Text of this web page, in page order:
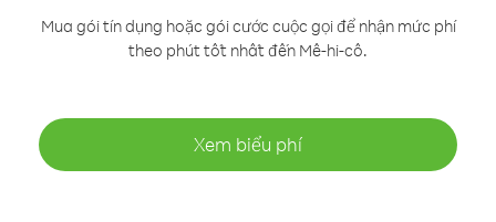
Mua gói tín dụng hoặc gói cước cuộc gọi để nhận mức phí
theo phút tốt nhất đến Mê-hi-cô.
Xem biểu phí